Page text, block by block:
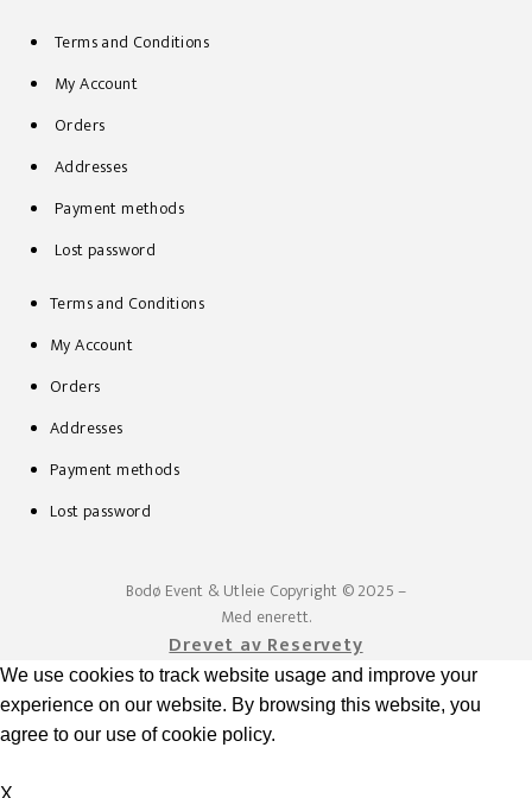
Terms and Conditions
My Account
Orders
Addresses
Payment methods
Lost password
Terms and Conditions
My Account
Orders
Addresses
Payment methods
Lost password
Bodø Event & Utleie Copyright © 2025 –
Med enerett.
Drevet av Reservety
We use cookies to track website usage and improve your
experience on our website. By browsing this website, you
agree to our use of cookie policy.
X